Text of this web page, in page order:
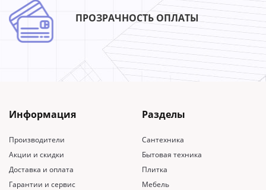
ПРОЗРАЧНОСТЬ ОПЛАТЫ
Информация
Производители
Акции и скидки
Доставка и оплата
Гарантии и сервис
Разделы
Сантехника
Бытовая техника
Плитка
Мебель